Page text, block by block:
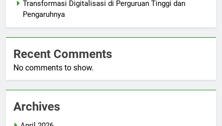
Transformasi Digitalisasi di Perguruan Tinggi dan
Pengaruhnya
Recent Comments
No comments to show.
Archives